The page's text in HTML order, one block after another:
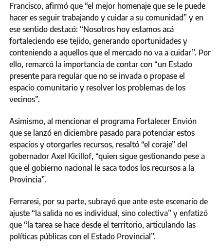
Francisco, afirmó que “el mejor homenaje que se le puede
hacer es seguir trabajando y cuidar a su comunidad” y en
ese sentido destacó: “Nosotros hoy estamos acá
fortaleciendo ese tejido, generando oportunidades y
conteniendo a aquellos que el mercado no va a cuidar”. Por
ello, remarcó la importancia de contar con “un Estado
presente para regular que no se invada o propase el
espacio comunitario y resolver los problemas de los
vecinos”.
Asimismo, al mencionar el programa Fortalecer Envión
que se lanzó en diciembre pasado para potenciar estos
espacios y otorgarles recursos, resaltó “el coraje” del
gobernador Axel Kicillof, “quien sigue gestionando pese a
que el gobierno nacional le saca todos los recursos a la
Provincia”.
Ferraresi, por su parte, subrayó que ante este escenario de
ajuste “la salida no es individual, sino colectiva” y enfatizó
que “la tarea se hace desde el territorio, articulando las
políticas públicas con el Estado Provincial”.